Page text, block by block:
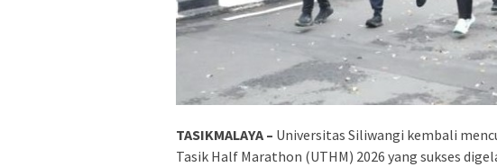
TASIKMALAYA – Universitas Siliwangi kembali
Tasik Half Marathon (UTHM) 2026 yang sukses